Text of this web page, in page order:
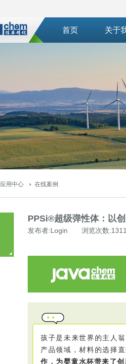
首页 关于
应用中心 在线案例
PPSi®超级弹性体：以
发布者:Login 浏览次数:1311
孩子是未来世界的主人
产品领域，材料的选择
作，为婴童水杯带来了创